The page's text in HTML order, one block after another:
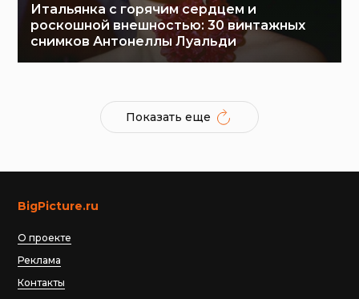
Итальянка с горячим сердцем и
роскошной внешностью: 30 винтажных
снимков Антонеллы Луальди
Показать еще
BigPicture.ru
О проекте
Реклама
Контакты